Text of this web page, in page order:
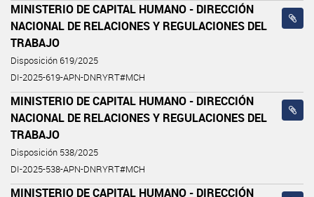
MINISTERIO DE CAPITAL HUMANO - DIRECCIÓN
NACIONAL DE RELACIONES Y REGULACIONES DEL
TRABAJO
Disposición 619/2025
DI-2025-619-APN-DNRYRT#MCH
MINISTERIO DE CAPITAL HUMANO - DIRECCIÓN
NACIONAL DE RELACIONES Y REGULACIONES DEL
TRABAJO
Disposición 538/2025
DI-2025-538-APN-DNRYRT#MCH
MINISTERIO DE CAPITAL HUMANO - DIRECCIÓN